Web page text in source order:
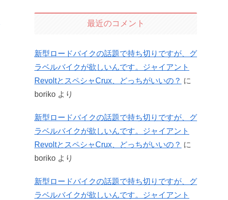
最近のコメント
新型ロードバイクの話題で持ち切りですが、グ
ラベルバイクが欲しいんです。ジャイアント
RevoltとスペシャCrux、どっちがいいの？ に
boriko より
新型ロードバイクの話題で持ち切りですが、グ
ラベルバイクが欲しいんです。ジャイアント
RevoltとスペシャCrux、どっちがいいの？ に
boriko より
新型ロードバイクの話題で持ち切りですが、グ
ラベルバイクが欲しいんです。ジャイアント